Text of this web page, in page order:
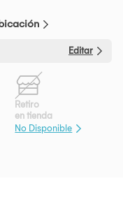
Editar
Retiro
en tienda
No Disponible